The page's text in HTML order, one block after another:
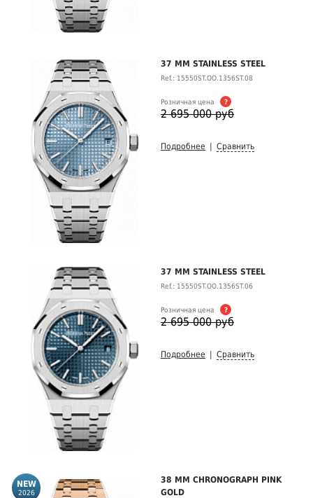
37 MM STAINLESS STEEL
Ref.: 15550ST.OO.1356ST.08
Розничная цена ?
2 695 000 руб
Подробнее Сравнить
37 MM STAINLESS STEEL
Ref.: 15550ST.OO.1356ST.06
Розничная цена ?
2 695 000 руб
Подробнее Сравнить
2026
38 MM CHRONOGRAPH PINK
GOLD